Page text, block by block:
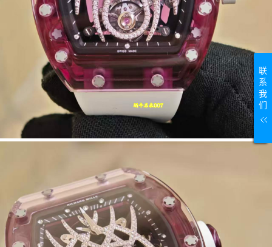
联
系
我
们